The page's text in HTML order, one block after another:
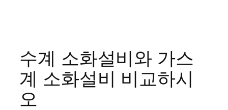
수계 소화설비와 가스
계 소화설비 비교하시
오